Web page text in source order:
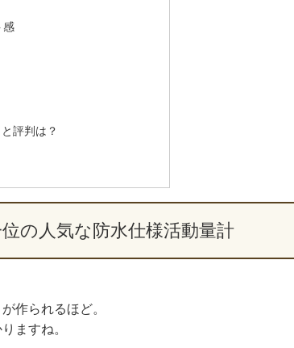
感
評判は？
の人気な防水仕様活動量計
作られるほど。
ますね。